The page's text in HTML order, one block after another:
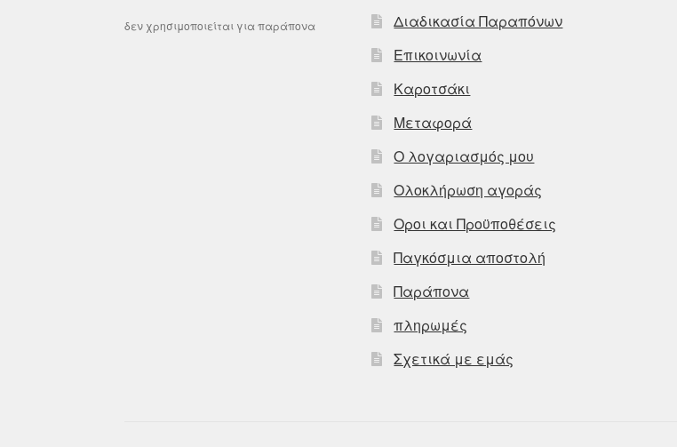
δεν χρησιμοποιείται για παράπονα
Διαδικασία Παραπόνων
Επικοινωνία
Καροτσάκι
Μεταφορά
Ο λογαριασμός μου
Ολοκλήρωση αγοράς
Οροι και Προϋποθέσεις
Παγκόσμια αποστολή
Παράπονα
πληρωμές
Σχετικά με εμάς